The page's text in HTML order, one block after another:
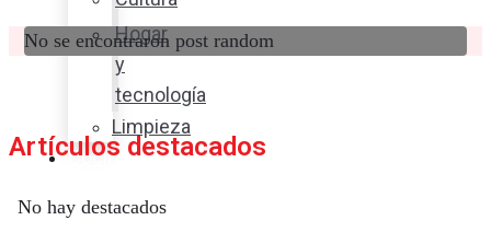
Hogar
y
tecnología
Limpieza
Cocina
sabor
No se encontraron post random
Artículos destacados
No hay destacados